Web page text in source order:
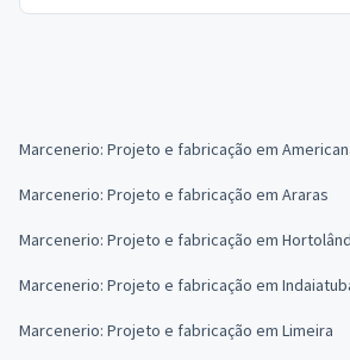
Marcenerio: Projeto e fabricação em
Marcenerio: Projeto e fabricação em Araras
Marcenerio: Projeto e fabricação em
Marcenerio: Projeto e fabricação em
Marcenerio: Projeto e fabricação em Limeira